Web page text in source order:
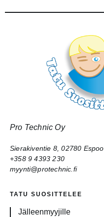
Pro Technic Oy
Sierakiventie 8, 02780 Espoo
+358 9 4393 230
myynti@protechnic.fi
TATU SUOSITTELEE
Jälleenmyyjille